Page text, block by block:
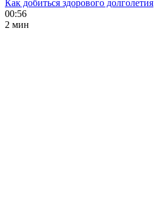
Как добиться здорового долголетия
00:56
2 мин